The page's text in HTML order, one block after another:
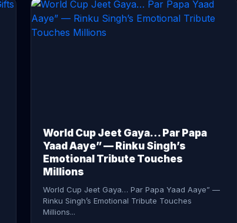
CONTINUE READING →
World Cup Jeet Gaya… Par Papa
Yaad Aaye” — Rinku Singh’s
Emotional Tribute Touches
Millions
World Cup Jeet Gaya… Par Papa Yaad Aaye” —
Rinku Singh’s Emotional Tribute Touches
Millions...